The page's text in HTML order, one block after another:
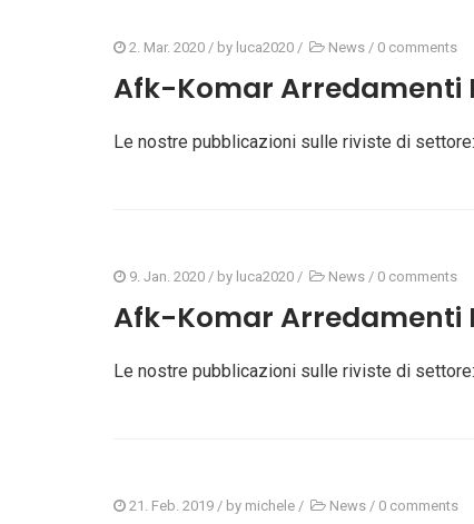
2. Mar. 2020 / by luca2020 / News / 0 comments
Afk-Komar Arredamenti
Le nostre pubblicazioni sulle riviste di
9. Jan. 2020 / by luca2020 / News / 0 comments
Afk-Komar Arredamenti
Le nostre pubblicazioni sulle riviste di
21. Feb. 2019 / by michele / News / 0 comments